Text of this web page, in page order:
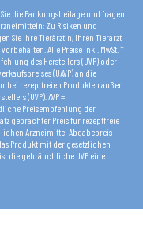
die Packungsbeilage und fragen
Zu Risiken und
Sie Ihre Tierärztin, Ihren Tierarzt
Alle Preise inkl. MwSt. *
des Herstellers (UVP) oder
(UAVP) an die
bei rezeptfreien Produkten außer
(UVP). AVP =
Preisempfehlung der
gebrachter Preis für rezeptfreie
Arzneimittel Abgabepreis
Produkt mit der gesetzlichen
die gebräuchliche UVP eine